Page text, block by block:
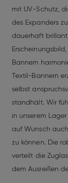
mit UV-Schutz,
des Expanders
dauerhaft brillant
Bannern
Textil-Bannern
selbst
standhält. Wir
in unserem
auf Wunsch
zu können. Die
verteilt die
dem Ausreißen